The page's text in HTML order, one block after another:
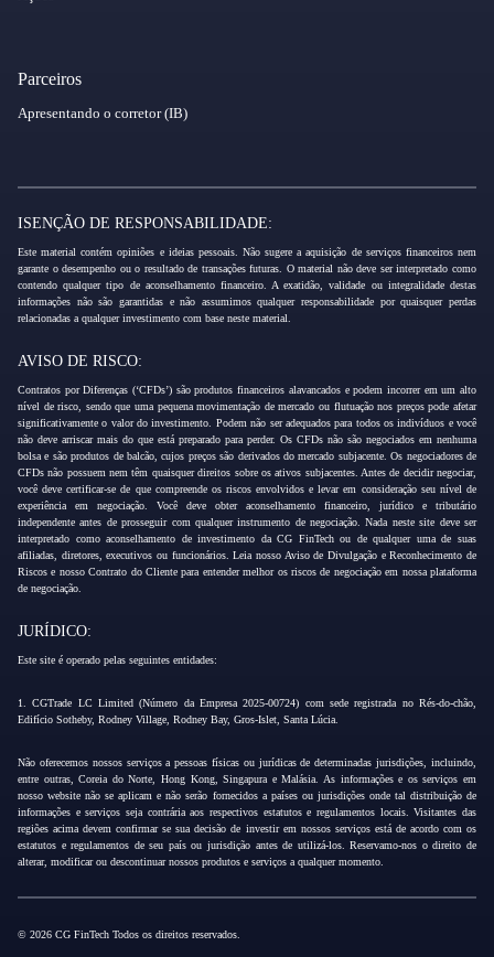
Parceiros
Apresentando o corretor (IB)
ISENÇÃO DE RESPONSABILIDADE:
Este material contém opiniões e ideias pessoais. Não sugere a aquisição de serviços financeiros nem
garante o desempenho ou o resultado de transações futuras. O material não deve ser interpretado como
contendo qualquer tipo de aconselhamento financeiro. A exatidão, validade ou integralidade destas
informações não são garantidas e não assumimos qualquer responsabilidade por quaisquer perdas
relacionadas a qualquer investimento com base neste material.
AVISO DE RISCO:
Contratos por Diferenças (‘CFDs’) são produtos financeiros alavancados e podem incorrer em um alto
nível de risco, sendo que uma pequena movimentação de mercado ou flutuação nos preços pode afetar
significativamente o valor do investimento. Podem não ser adequados para todos os indivíduos e você
não deve arriscar mais do que está preparado para perder. Os CFDs não são negociados em nenhuma
bolsa e são produtos de balcão, cujos preços são derivados do mercado subjacente. Os negociadores de
CFDs não possuem nem têm quaisquer direitos sobre os ativos subjacentes. Antes de decidir negociar,
você deve certificar-se de que compreende os riscos envolvidos e levar em consideração seu nível de
experiência em negociação. Você deve obter aconselhamento financeiro, jurídico e tributário
independente antes de prosseguir com qualquer instrumento de negociação. Nada neste site deve ser
interpretado como aconselhamento de investimento da CG FinTech ou de qualquer uma de suas
afiliadas, diretores, executivos ou funcionários. Leia nosso Aviso de Divulgação e Reconhecimento de
Riscos e nosso Contrato do Cliente para entender melhor os riscos de negociação em nossa plataforma
de negociação.
JURÍDICO:
Este site é operado pelas seguintes entidades:
1. CGTrade LC Limited (Número da Empresa 2025-00724) com sede registrada no Rés-do-chão,
Edifício Sotheby, Rodney Village, Rodney Bay, Gros-Islet, Santa Lúcia.
Não oferecemos nossos serviços a pessoas físicas ou jurídicas de determinadas jurisdições, incluindo,
entre outras, Coreia do Norte, Hong Kong, Singapura e Malásia. As informações e os serviços em
nosso website não se aplicam e não serão fornecidos a países ou jurisdições onde tal distribuição de
informações e serviços seja contrária aos respectivos estatutos e regulamentos locais. Visitantes das
regiões acima devem confirmar se sua decisão de investir em nossos serviços está de acordo com os
estatutos e regulamentos de seu país ou jurisdição antes de utilizá-los. Reservamo-nos o direito de
alterar, modificar ou descontinuar nossos produtos e serviços a qualquer momento.
© 2026 CG FinTech Todos os direitos reservados.